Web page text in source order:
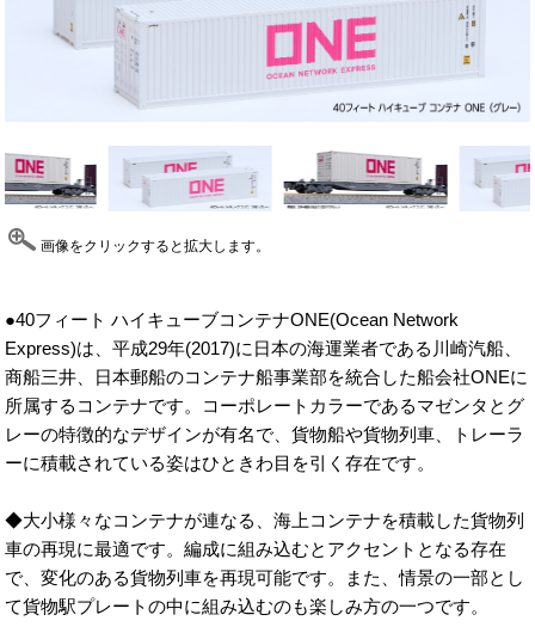
画像をクリックすると拡大します。
●40フィート ハイキューブコンテナONE(Ocean Network
Express)は、平成29年(2017)に日本の海運業者である川崎汽船、
商船三井、日本郵船のコンテナ船事業部を統合した船会社ONEに
所属するコンテナです。コーポレートカラーであるマゼンタとグ
レーの特徴的なデザインが有名で、貨物船や貨物列車、トレーラ
ーに積載されている姿はひときわ目を引く存在です。
◆大小様々なコンテナが連なる、海上コンテナを積載した貨物列
車の再現に最適です。編成に組み込むとアクセントとなる存在
で、変化のある貨物列車を再現可能です。また、情景の一部とし
て貨物駅プレートの中に組み込むのも楽しみ方の一つです。